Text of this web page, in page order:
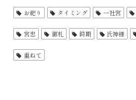
お祀り タイミング 一社宮
宮忠 御札 時期 氏神様
重ねて